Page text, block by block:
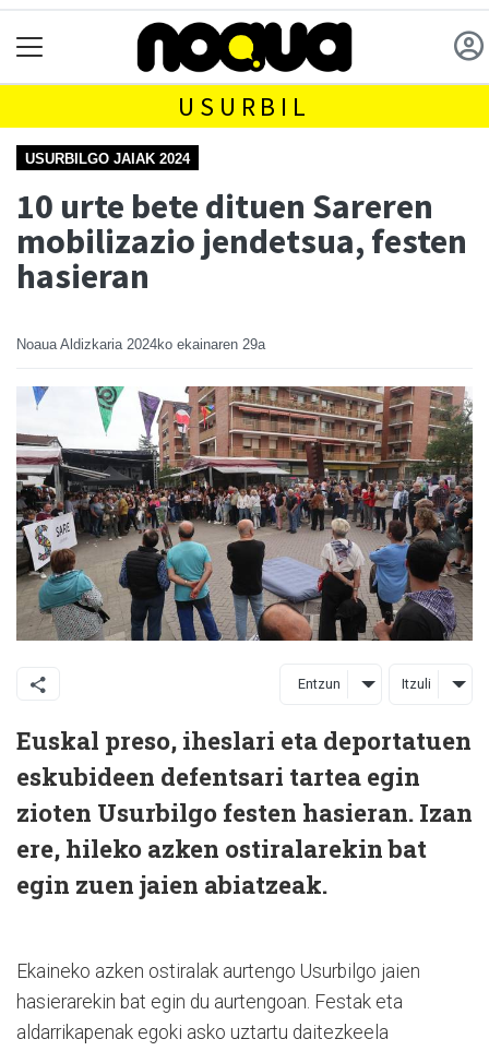
USURBIL
USURBILGO JAIAK 2024
10 urte bete dituen Sareren
mobilizazio jendetsua, festen
hasieran
Noaua Aldizkaria 2024ko ekainaren 29a
Entzun Itzuli
Euskal preso, iheslari eta deportatuen
eskubideen defentsari tartea egin
zioten Usurbilgo festen hasieran. Izan
ere, hileko azken ostiralarekin bat
egin zuen jaien abiatzeak.
Ekaineko azken ostiralak aurtengo Usurbilgo jaien
hasierarekin bat egin du aurtengoan. Festak eta
aldarrikapenak egoki asko uztartu daitezkeela